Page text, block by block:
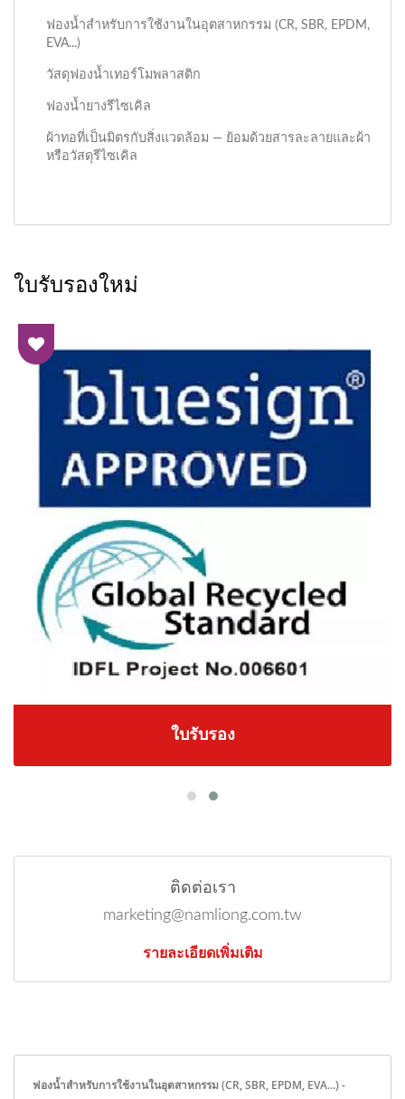
ฟองน้ำสำหรับการใช้งานในอุตสาหกรรม (CR, SBR, EPDM,
EVA...)
วัสดุฟองน้ำเทอร์โมพลาสติก
ฟองน้ำยางรีไซเคิล
ผ้าทอที่เป็นมิตรกับสิ่งแวดล้อม — ย้อมด้วยสารละลายและผ้า
หรือวัสดุรีไซเคิล
ใบรับรองใหม่
ใบรับรอง
ติดต่อเรา
marketing@namliong.com.tw
รายละเอียดเพิ่มเติม
ฟองน้ำสำหรับการใช้งานในอุตสาหกรรม (CR, SBR, EPDM, EVA...) -